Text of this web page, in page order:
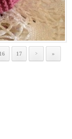
16 17 > »